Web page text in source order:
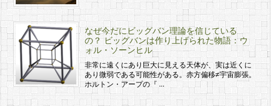
なぜ今だにビッグバン理論を信じている
の？ ビッグバンは作り上げられた物語：ウ
ォル・ソーンヒル
非常に遠くにあり巨大に見える天体が、実は近くに
あり微弱である可能性がある。赤方偏移≠宇宙膨張。
ホルトン・アープの『 …